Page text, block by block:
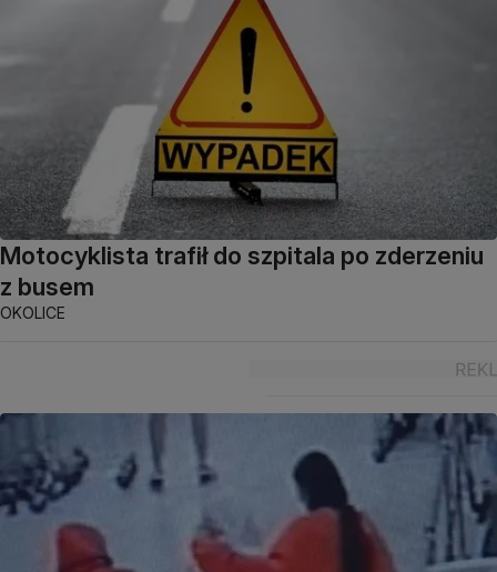
Motocyklista trafił do szpitala po zderzeniu
z busem
OKOLICE